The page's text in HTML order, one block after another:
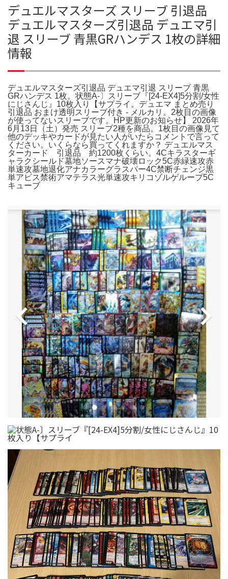
デュエルマスターズ スリーブ 引退品
デュエルマスターズ引退品 デュエマ引
退 スリーブ 青黒GRハンデス 1枚の詳細
情報
デュエルマスターズ引退品 デュエマ引退 スリーブ 青黒
GRハンデス 1枚。状態A-〕スリーブ『[24-EX4]5分割/女性
にじさんじ』10枚入り【サプライ。デュエマ まとめ売り
引退品 おまけ透明スリーブ付き - メルカリ。2枚目の画像
が使ってないスリーブです。HP更新のお知らせ】 2026年
6月13日（土）発売 スリーブ2種を商品。1枚目の画像見て
他のデッキやカードが見たい人がいたらコメントで言って
ください。いくらなら買ってくれますか？ デュエルマス
ターカード 引退品 約1200枚くらい。4Cキラスターギ
ャラクシールド墓地ソースマナ破壊ロック5C赤緑速攻赤
単速攻墓地退化アナカラーグラスパー4C禁断チェンジ黒
単アビス禁術アマテラス光単速攻キリコゾルゲループ5C
キューブ